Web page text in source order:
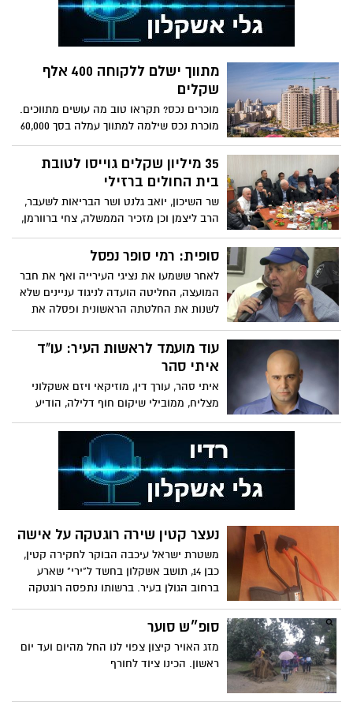
חייהם למעננו"
מתווך ישלם ללקוחה 400 אלף
שקלים
מוכרים נכס? תקראו טוב מה עושים מתווכים.
מוכרת נכס שילמה למתווך עמלה בסך 60,000
שקל אך מאוחר יותר גילתה שהוא גבה עמלה
גבוהה ביותר גם מהקונה. תביעת פיצויים
שהגישה נגדו התקבלה מאת: עו"ד אפרים כהן
35 מיליון שקלים גוייסו לטובת
בית החולים ברזילי
שר השיכון, יואב גלנט ושר הבריאות לשעבר,
הרב ליצמן וכן מזכיר הממשלה, צחי ברוורמן,
הגיעו לאשקלון והבטיחו סיוע כספי ענק
לטובת הקמת שלושה חדרי ניתוח וסיום בנין
מהאנשים שעומד בראש התומכים בבית
החולים
סופית: רמי סופר נפסל
לאחר ששמעו את נציגי העירייה ואף את חבר
המועצה, החליטה הועדה לניגוד עניינים שלא
לשנות את החלטתה הראשונית ופסלה את
בשכר
עוד מועמד לראשות העיר: עו"ד
איתי סהר
איתי סהר, עורך דין, מוזיקאי ויזם אשקלוני
מצליח, ממובילי שיקום חוף דלילה, הודיע
שיתמודד בבחירות 2018 לראשות העיר:
"מקבלי החלטות שלא מבינים עסקים ולא
יודעים לעודד תעסוקה לא יצליחו להביא את
העיר למקום שבו מגיע לה ולנו להיות״
נעצר קטין שירה רוגטקה על אישה
משטרת ישראל עיכבה הבוקר לחקירה קטין,
כבן 14, תושב אשקלון בחשד ל"ירי" שארע
ברחוב הגולן בעיר. ברשותו נתפסה רוגטקה
בסיום חקירתו לפני זמן קצר שוחרר בתנאים
סופ״ש סוער
מזג האויר קיצון צפוי לנו החל מהיום ועד יום
ראשון. הכינו ציוד לחורף